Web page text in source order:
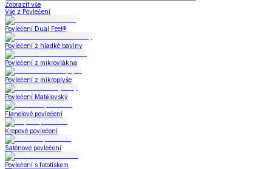
Zobrazit vše
Vše z Povlečení
Povlečení Dual Feel®
Povlečení z hladké bavlny
Povlečení z mikrovlákna
Povlečení z mikroplyše
Povlečení Matějovský
Flanelové povlečení
Krepové povlečení
Saténové povlečení
Povlečení s fototiskem